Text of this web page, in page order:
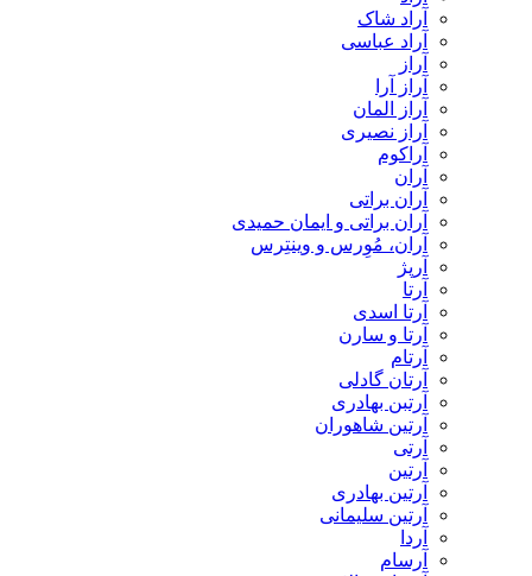
آراد شاک
آراد عباسی
آراز
آراز آرا
آراز المان
آراز نصیری
آراکوم
آران
آران براتی
آران براتی و ایمان حمیدی
آران، مُوِرس و وینتِرس
آرپژ
آرتا
آرتا اسدی
آرتا و سارن
آرتام
آرتان گادلی
آرتبن بهادری
آرتين شاهوران
آرتی
آرتین
آرتین بهادری
آرتین سلیمانی
آردا
آرسام